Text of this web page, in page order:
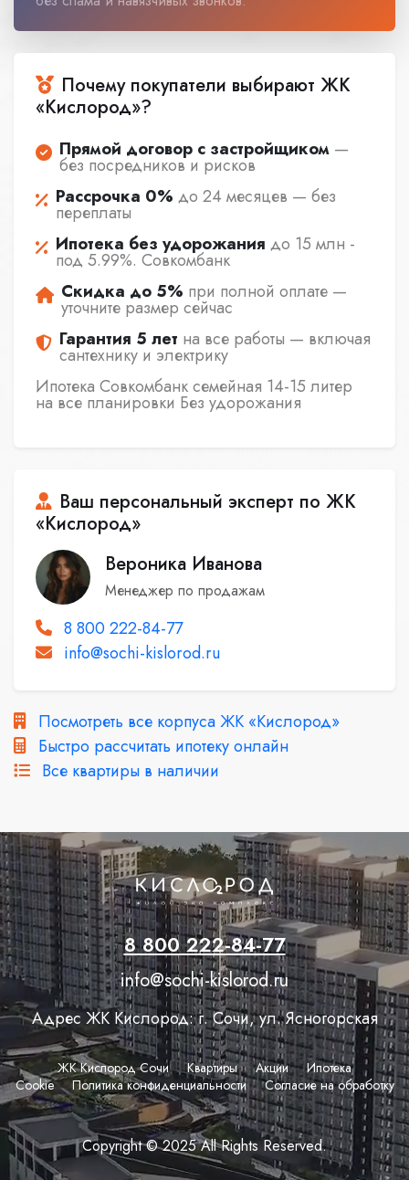
Почему покупатели выбирают ЖК
«Кислород»?
Прямой договор с застройщиком —
без посредников и рисков
Рассрочка 0% до 24 месяцев — без
переплаты
Ипотека без удорожания до 15 млн -
под 5.99%. Совкомбанк
Скидка до 5% при полной оплате —
уточните размер сейчас
Гарантия 5 лет на все работы — включая
сантехнику и электрику
Ипотека Совкомбанк семейная 14-15 литер
на все планировки Без удорожания
Ваш персональный эксперт по ЖК
«Кислород»
Вероника Иванова
Менеджер по продажам
8 800 222-84-77
info@sochi-kislorod.ru
Посмотреть все корпуса ЖК «Кислород»
Быстро рассчитать ипотеку онлайн
Все квартиры в наличии
8 800 222-84-77
info@sochi-kislorod.ru
Адрес ЖК Кислород: г. Сочи, ул. Ясногорская
ЖК Кислород Сочи Квартиры Акции
Ипотека
Сookie
Политика конфиденциальности Согласие на обработку
Copyright © 2025 All Rights Reserved.